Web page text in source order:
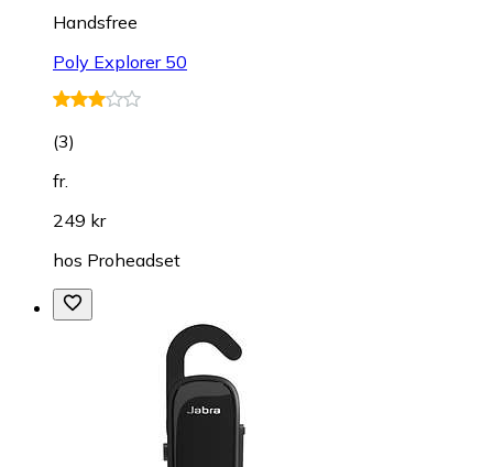
Handsfree
Poly Explorer 50
(3)
fr.
249 kr
hos Proheadset